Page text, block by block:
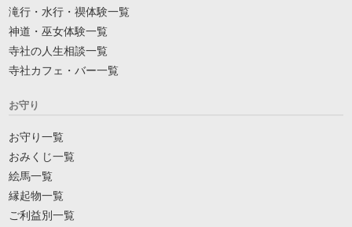
滝行・水行・禊体験一覧
神道・巫女体験一覧
寺社の人生相談一覧
寺社カフェ・バー一覧
お守り
お守り一覧
おみくじ一覧
絵馬一覧
縁起物一覧
ご利益別一覧